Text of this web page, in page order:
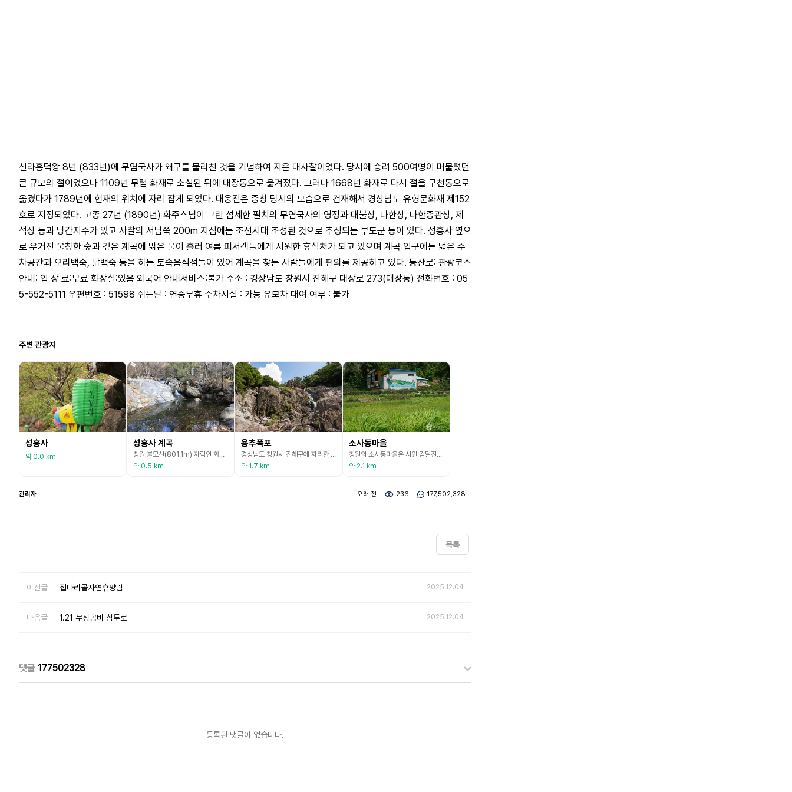
신라흥덕왕 8년 (833년)에 무염국사가 왜구를 물리친 것을 기념하여 지은 대사찰이었다. 당시에 승려 500여명이 머물렀던
큰 규모의 절이었으나 1109년 무렵 화재로 소실된 뒤에 대장동으로 옮겨졌다. 그러나 1668년 화재로 다시 절을 구천동으로
옮겼다가 1789년에 현재의 위치에 자리 잡게 되었다. 대웅전은 중창 당시의 모습으로 건재해서 경상남도 유형문화재 제152
호로 지정되었다. 고종 27년 (1890년) 화주스님이 그린 섬세한 필치의 무염국사의 영정과 대불상, 나한상, 나한종관상, 제
석상 등과 당간지주가 있고 사찰의 서남쪽 200m 지점에는 조선시대 조성된 것으로 추정되는 부도군 등이 있다. 성흥사 옆으
로 우거진 울창한 숲과 깊은 계곡에 맑은 물이 흘러 여름 피서객들에게 시원한 휴식처가 되고 있으며 계곡 입구에는 넓은 주
차공간과 오리백숙, 닭백숙 등을 하는 토속음식점들이 있어 계곡을 찾는 사람들에게 편의를 제공하고 있다. 등산로: 관광코스
안내: 입 장 료:무료 화장실:있음 외국어 안내서비스:불가 주소 : 경상남도 창원시 진해구 대장로 273(대장동) 전화번호 : 05
5-552-5111 우편번호 : 51598 쉬는날 : 연중무휴 주차시설 : 가능 유모차 대여 여부 : 불가
주변 관광지
성흥사
약 0.0 km
성흥사 계곡
창원 불모산(801.1m) 자락인 화산(799.1m)에서 내려오는 계곡으로 성흥사 옆에 있는 계곡을 말한다. 계곡 주변 숲이 울창하고, 나무들 사이로 불어오는 바람이 시원한 자연발생 유원지로 그늘진 숲속 바위에 앉아 맑은 계곡물을 바라보고 있으면 마음속 깊이 숨겨진 번잡한 생각들이 말끔히 없어진다. 성흥사 계곡 입구에는 넓은 주차 공간과 토속음식점들이 있어 평소에도 많은 시민들이 이곳을 찾고 있으며 여름철에는 무더위를 식히려는 피서객들로 발 디딜 틈이
약 0.5 km
용추폭포
경상남도 창원시 진해구에 자리한 용추폭포는 용수골에서 흐르는 물이 마봉산과 범방산 사이 골짜기에서 폭포가 되어 떨어진다. 무려 10m 높이에서 떨어지는 거센 물줄기가 깊은 웅덩이를 만들었는데, 여기에 용이 살고 있다고 하여 용추란 이름이 붙었다. 이름만큼이나 신비로운 풍광을 간직한 용추폭포는 물줄기가 세 갈래로 떨어지는데 예부터 이 지역 사람들은 용추폭포의 서쪽 물줄기가 마르면 전라도, 가운데 물줄기가 마르면 충청도, 동쪽 물줄기가 마르면 경상도에 가뭄
약 1.7 km
소사동마을
창원의 소사동마을은 시인 김달진의 생가를 비롯해 김달진문학관, 근대사 박물관인 김씨박물관, 박배덕 화백이 직접 운영하는 박배덕 갤러리 등 문화와 예술이 모여있는 장소이다. 2005년에 문을 연 김달진문학관에는 시인의 생전 유품과 사진들이 전시되어 있고 생가도 복원되어 있다. 추억 속 물건들을 만날 수 있는 김씨박물관, 70~80년대 구멍가게를 재현한 김씨공작소, 주말에만 여는 스토리텔링박물관 소사주막 등 과거로 추억 여행을 떠나게 하는 볼거리 많은 마을
약 2.1 km
관리자 오래 전 236 177,502,328
목록
이전글 집다리골자연휴양림 2025.12.04
다음글 1.21 무장공비 침투로 2025.12.04
댓글 177502328
등록된 댓글이 없습니다.